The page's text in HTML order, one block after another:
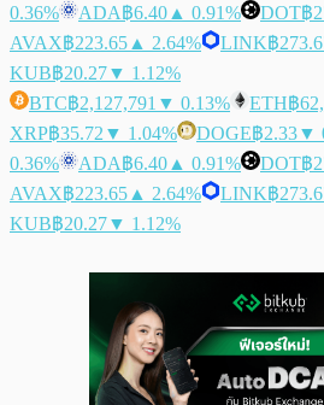
0.36%
ADA฿6.40 ▲ 0.91% DOT฿
AVAX฿223.65 ▲ 2.64% LINK฿
KUB฿20.27▼ 1.12%
BTC฿2,127,791 ▼ 0.13% ETH฿
XRP฿35.72 ▼ 1.04% DOGE฿2.33▼
0.36%
ADA฿6.40 ▲ 0.91% DOT฿
AVAX฿223.65 ▲ 2.64% LINK฿
KUB฿20.27▼ 1.12%